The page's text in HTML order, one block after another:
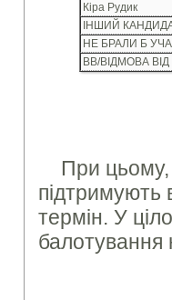
Кіра Рудик
ІНШИЙ
НЕ БРАЛИ Б
ВВ/ВІДМОВА
При
підтримують
термін. У
балотування